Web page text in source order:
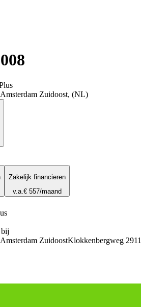
Zuidoost, (NL)
Zakelijk financieren
v.a.€ 557/maand
ZuidoostKlokkenbergweg 29